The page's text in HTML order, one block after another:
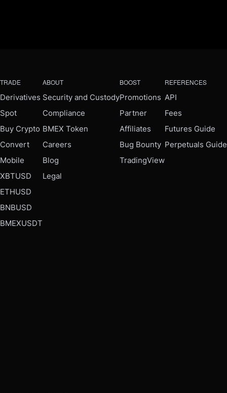
TRADE
Derivatives
Spot
Buy Crypto
Convert
Mobile
XBTUSD
ETHUSD
BNBUSD
BMEXUSDT
ABOUT
Security and Custody
Compliance
BMEX Token
Careers
Blog
Legal
BOOST
Promotions
Partner
Affiliates
Bug Bounty
TradingView
REFERENCES
API
Fees
Futures Guide
Perpetuals Guide